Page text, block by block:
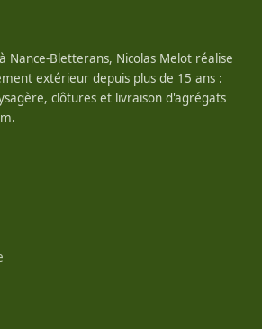
Nance-Bletterans, Nicolas Melot réalise
extérieur depuis plus de 15 ans :
clôtures et livraison d'agrégats